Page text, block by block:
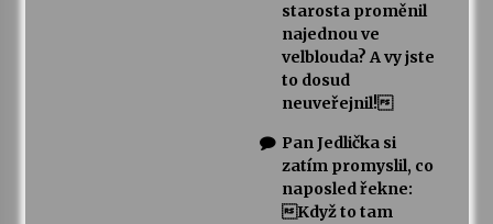
starosta proměnil
najednou ve
velblouda? A vy jste
to dosud
neuveřejnil!
Pan Jedlička si
zatím promyslil, co
naposled řekne:
Když to tam